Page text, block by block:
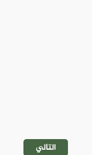
التالي